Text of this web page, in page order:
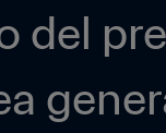
del